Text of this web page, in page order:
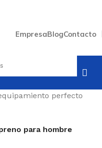
EmpresaBlogContacto
perfecto
para hombre